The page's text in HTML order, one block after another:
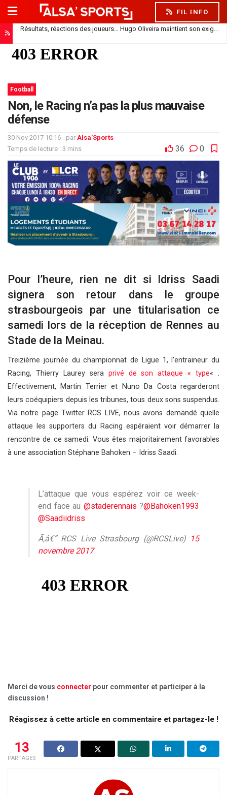
FIL INFO
Résultats, réactions des joueurs… Hugo Oliveira maintient son exigence
Doukouré absent de la feuille de match : simple repos ou départ imminent ?
Football
Non, le Racing n’a pas la plus mauvaise
défense
30 Nov 2017 10:16 par Alsa'Sports
Temps de lecture : 3 mins
36 0
Pour l’heure, rien ne dit si Idriss Saadi
signera son retour dans le groupe
strasbourgeois par une titularisation ce
samedi lors de la réception de Rennes au
Stade de la Meinau.
Treizième journée du championnat de Ligue 1, l’entraineur du
Racing, Thierry Laurey sera privé de son attaque « type« .
Effectivement, Martin Terrier et Nuno Da Costa regarderont
leurs coéquipiers depuis les tribunes, tous deux sons suspendus.
Via notre page Twitter RCS LIVE, nous avons demandé quelle
attaque les supporters du Racing espéraient voir démarrer la
rencontre de ce samedi. Vous êtes majoritairement favorables
à une association Stéphane Bahoken – Idriss Saadi.
L’attaque que vous espérez voir ce week-
end face au @staderennais ?@Bahoken1993
@Saadiidriss
Ã‚â€” RCS Live Strasbourg (@RCSLive) 15
novembre 2017
Merci de vous connecter pour commenter et participer à la
discussion !
Réagissez à cette article en commentaire et partagez-le !
13
PARTAGES